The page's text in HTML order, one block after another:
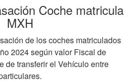
Coche matricula
MXH
de los coches matriculados
2024 según valor Fiscal de
de transferir el Vehículo entre